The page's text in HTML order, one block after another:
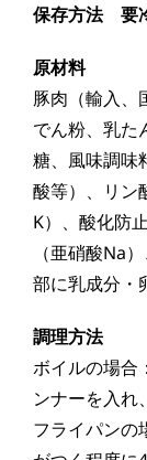
保存方法 要
原材料
豚肉（輸入、
でん粉、乳た
糖、風味調味
酸等）、リン
K）、酸化防
（亜硝酸Na
部に乳成分・
調理方法
ボイルの場合
ンナーを入れ
フライパンの